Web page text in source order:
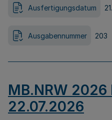
Ausfertigungsdatum
Ausgabennummer 203
MB.NRW 2026
22.07.2026